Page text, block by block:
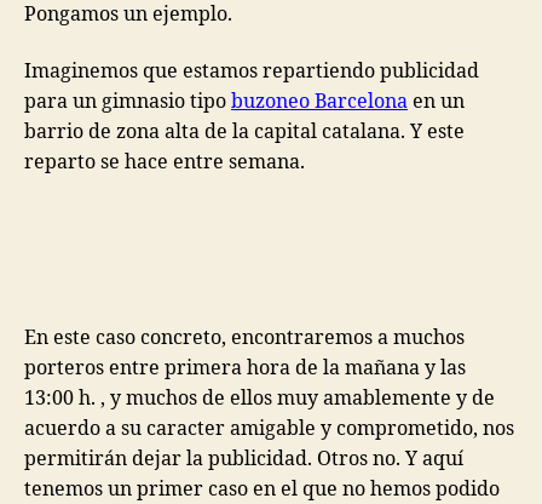
Pongamos un ejemplo.
Imaginemos que estamos repartiendo publicidad
para un gimnasio tipo buzoneo Barcelona en un
barrio de zona alta de la capital catalana. Y este
reparto se hace entre semana.
En este caso concreto, encontraremos a muchos
porteros entre primera hora de la mañana y las
13:00 h. , y muchos de ellos muy amablemente y de
acuerdo a su caracter amigable y comprometido, nos
permitirán dejar la publicidad. Otros no. Y aquí
tenemos un primer caso en el que no hemos podido